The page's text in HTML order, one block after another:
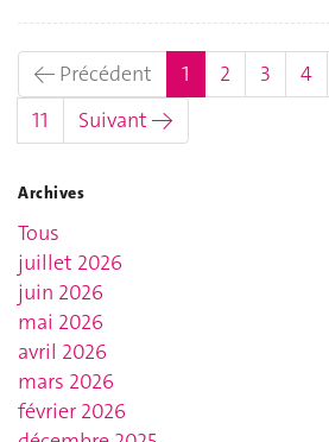
← Précédent 1 (actuel)
2 3 4
11
Suivant →
Archives
Tous
juillet 2026
juin 2026
mai 2026
avril 2026
mars 2026
février 2026